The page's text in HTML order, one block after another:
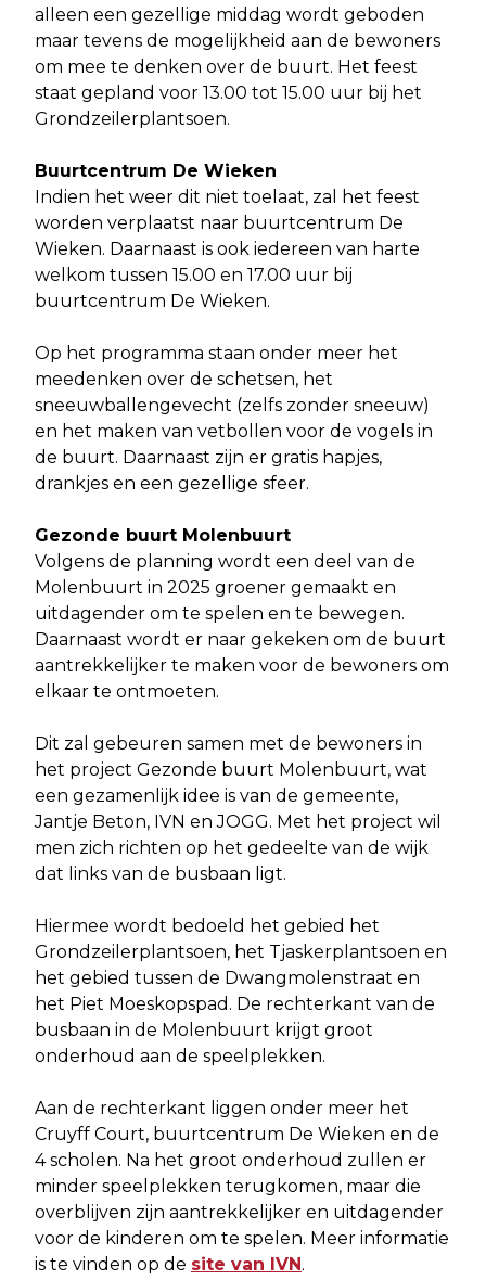
alleen een gezellige middag wordt geboden
maar tevens de mogelijkheid aan de bewoners
om mee te denken over de buurt. Het feest
staat gepland voor 13.00 tot 15.00 uur bij het
Grondzeilerplantsoen.
Buurtcentrum De Wieken
Indien het weer dit niet toelaat, zal het feest
worden verplaatst naar buurtcentrum De
Wieken. Daarnaast is ook iedereen van harte
welkom tussen 15.00 en 17.00 uur bij
buurtcentrum De Wieken.
Op het programma staan onder meer het
meedenken over de schetsen, het
sneeuwballengevecht (zelfs zonder sneeuw)
en het maken van vetbollen voor de vogels in
de buurt. Daarnaast zijn er gratis hapjes,
drankjes en een gezellige sfeer.
Gezonde buurt Molenbuurt
Volgens de planning wordt een deel van de
Molenbuurt in 2025 groener gemaakt en
uitdagender om te spelen en te bewegen.
Daarnaast wordt er naar gekeken om de buurt
aantrekkelijker te maken voor de bewoners om
elkaar te ontmoeten.
Dit zal gebeuren samen met de bewoners in
het project Gezonde buurt Molenbuurt, wat
een gezamenlijk idee is van de gemeente,
Jantje Beton, IVN en JOGG. Met het project wil
men zich richten op het gedeelte van de wijk
dat links van de busbaan ligt.
Hiermee wordt bedoeld het gebied het
Grondzeilerplantsoen, het Tjaskerplantsoen en
het gebied tussen de Dwangmolenstraat en
het Piet Moeskopspad. De rechterkant van de
busbaan in de Molenbuurt krijgt groot
onderhoud aan de speelplekken.
Aan de rechterkant liggen onder meer het
Cruyff Court, buurtcentrum De Wieken en de
4 scholen. Na het groot onderhoud zullen er
minder speelplekken terugkomen, maar die
overblijven zijn aantrekkelijker en uitdagender
voor de kinderen om te spelen. Meer informatie
is te vinden op de site van IVN.